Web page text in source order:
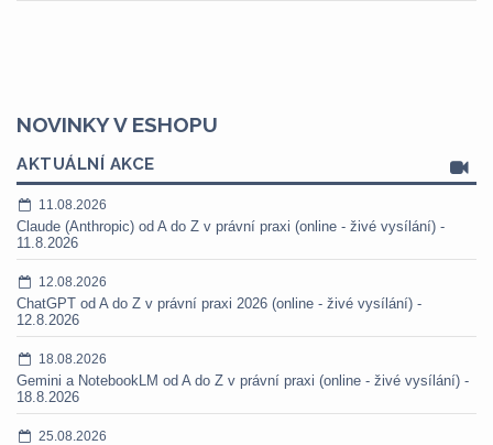
NOVINKY V ESHOPU
AKTUÁLNÍ AKCE
11.08.2026
Claude (Anthropic) od A do Z v právní praxi (online - živé vysílání) -
11.8.2026
12.08.2026
ChatGPT od A do Z v právní praxi 2026 (online - živé vysílání) -
12.8.2026
18.08.2026
Gemini a NotebookLM od A do Z v právní praxi (online - živé vysílání) -
18.8.2026
25.08.2026